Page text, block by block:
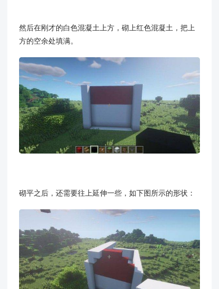
然后在刚才的白色混凝土上方，砌上红色混凝土，把上
方的空余处填满。
砌平之后，还需要往上延伸一些，如下图所示的形状：